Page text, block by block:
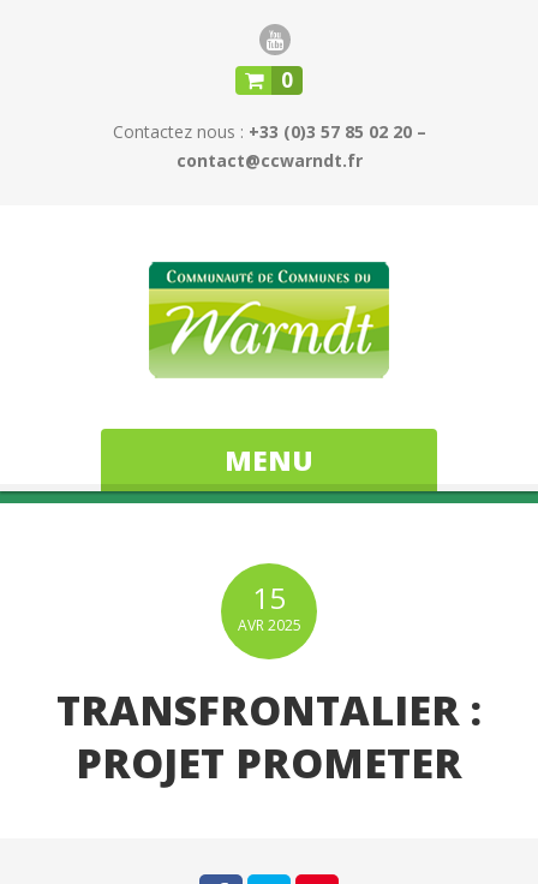
0
Contactez nous : +33 (0)3 57 85 02 20 –
contact@ccwarndt.fr
MENU
15
AVR2025
TRANSFRONTALIER :
PROJET PROMETER